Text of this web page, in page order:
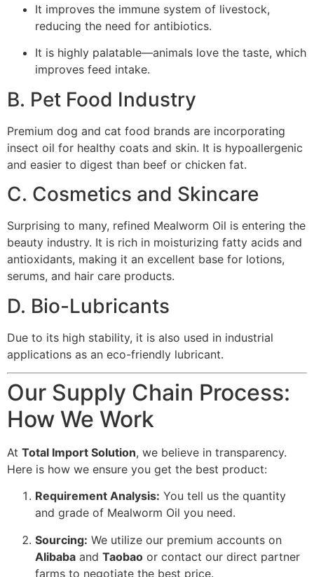
It improves the immune system of livestock,
reducing the need for antibiotics.
It is highly palatable—animals love the taste, which
improves feed intake.
B. Pet Food Industry
Premium dog and cat food brands are incorporating
insect oil for healthy coats and skin. It is hypoallergenic
and easier to digest than beef or chicken fat.
C. Cosmetics and Skincare
Surprising to many, refined Mealworm Oil is entering the
beauty industry. It is rich in moisturizing fatty acids and
antioxidants, making it an excellent base for lotions,
serums, and hair care products.
D. Bio-Lubricants
Due to its high stability, it is also used in industrial
applications as an eco-friendly lubricant.
Our Supply Chain Process:
How We Work
At Total Import Solution, we believe in transparency.
Here is how we ensure you get the best product:
Requirement Analysis: You tell us the quantity
and grade of Mealworm Oil you need.
Sourcing: We utilize our premium accounts on
Alibaba and Taobao or contact our direct partner
farms to negotiate the best price.